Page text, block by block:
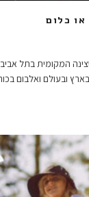
או כלום
המקומית בתל
ובעולם ואלבום